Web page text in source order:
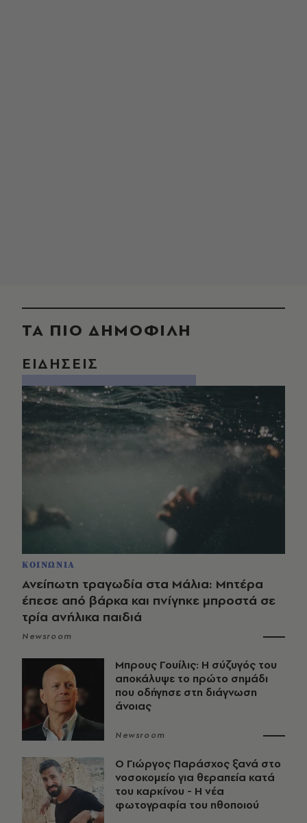
ΤΑ ΠΙΟ ΔΗΜΟΦΙΛΗ
ΕΙΔΗΣΕΙΣ
ΚΟΙΝΩΝΙΑ
Ανείπωτη τραγωδία στα Μάλια: Μητέρα
έπεσε από βάρκα και πνίγηκε μπροστά σε
τρία ανήλικα παιδιά
Newsroom
Μπρους Γουίλις: Η σύζυγός του
αποκάλυψε το πρώτο σημάδι
που οδήγησε στη διάγνωση
άνοιας
Newsroom
O Γιώργος Παράσχος ξανά στο
νοσοκομείο για θεραπεία κατά
του καρκίνου - Η νέα
φωτογραφία του ηθοποιού